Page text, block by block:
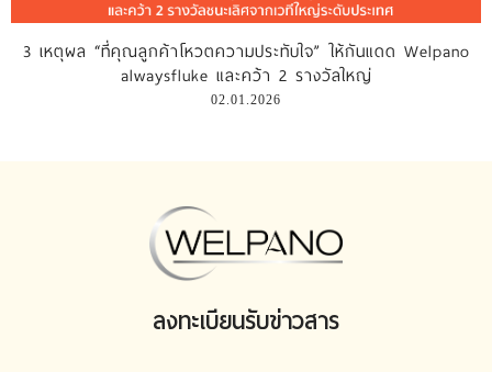
3 เหตุผล “ที่คุณลูกค้าโหวตความประทับใจ” ให้กันแดด Welpano
alwaysfluke และคว้า 2 รางวัลใหญ่
02.01.2026
ลงทะเบียนรับข่าวสาร